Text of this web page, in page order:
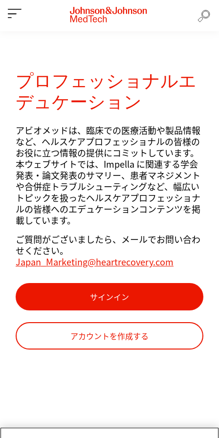
プロフェッショナルエ
デュケーション
アビオメッドは、臨床での医療活動や製品情報
など、ヘルスケアプロフェッショナルの皆様の
お役に立つ情報の提供にコミットしています。
本ウェブサイトでは、Impella に関連する学会
発表・論文発表のサマリー、患者マネジメント
や合併症トラブルシューティングなど、幅広い
トピックを扱ったヘルスケアプロフェッショナ
ルの皆様へのエデュケーションコンテンツを掲
載しています。
ご質問がございましたら、メールでお問い合わ
せください。
Japan_Marketing@heartrecovery.com